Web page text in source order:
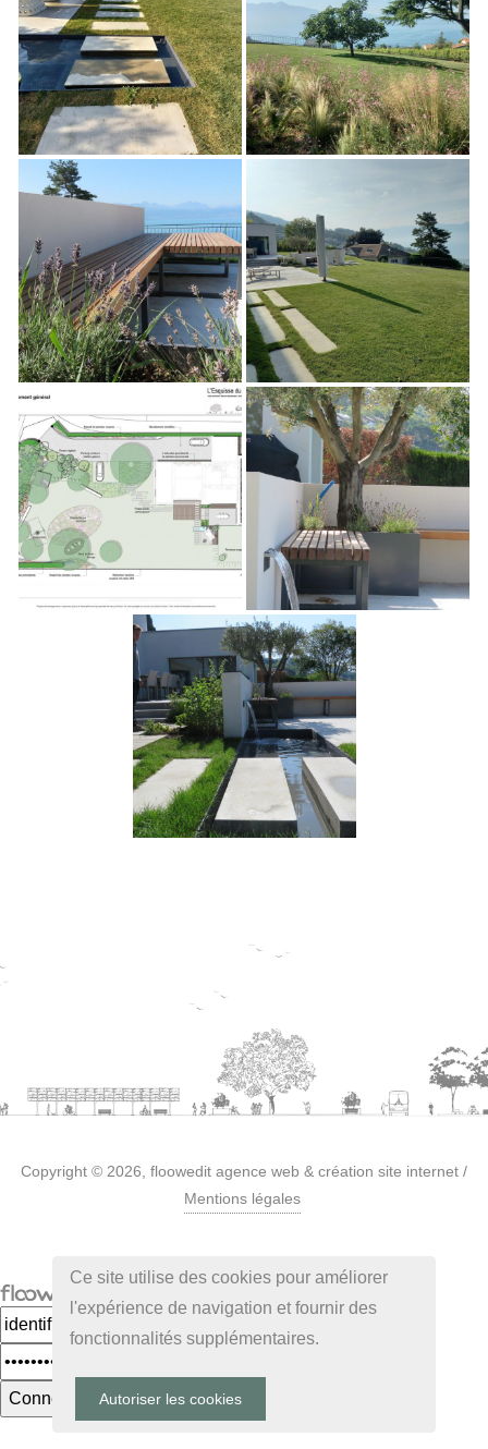
Copyright © 2026, floowedit agence web & création site internet /
Mentions légales
Ce site utilise des cookies pour améliorer
l'expérience de navigation et fournir des
fonctionnalités supplémentaires.
Autoriser les cookies